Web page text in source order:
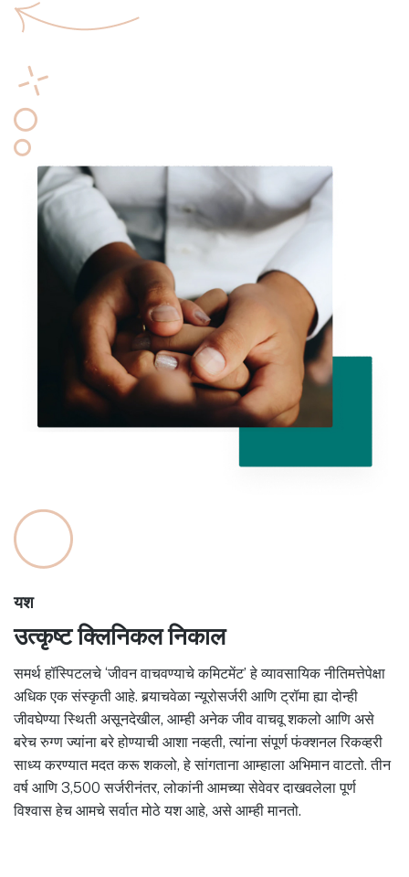
यश
उत्कृष्ट क्लिनिकल निकाल
समर्थ हॉस्पिटलचे ‘जीवन वाचवण्याचे कमिटमेंट’ हे व्यावसायिक नीतिमत्तेपेक्षा
अधिक एक संस्कृती आहे. बर्‍याचवेळा न्यूरोसर्जरी आणि ट्रॉमा ह्या दोन्ही
जीवघेण्या स्थिती असूनदेखील, आम्ही अनेक जीव वाचवू शकलो आणि असे
बरेच रुग्ण ज्यांना बरे होण्याची आशा नव्हती, त्यांना संपूर्ण फंक्शनल रिकव्हरी
साध्य करण्यात मदत करू शकलो, हे सांगताना आम्हाला अभिमान वाटतो. तीन
वर्ष आणि 3,500 सर्जरीनंतर, लोकांनी आमच्या सेवेवर दाखवलेला पूर्ण
विश्वास हेच आमचे सर्वात मोठे यश आहे, असे आम्ही मानतो.